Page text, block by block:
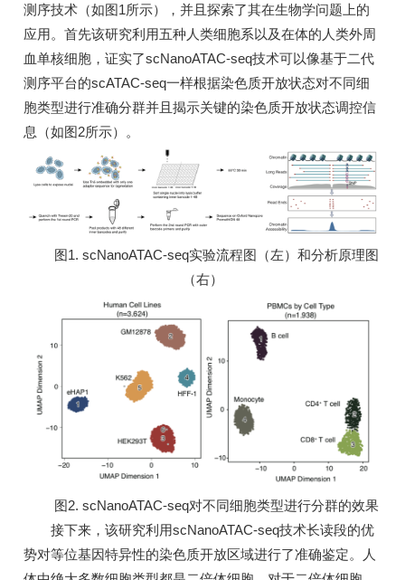
测序技术（如图1所示），并且探索了其在生物学问题上的
应用。首先该研究利用五种人类细胞系以及在体的人类外周
血单核细胞，证实了scNanoATAC-seq技术可以像基于二代
测序平台的scATAC-seq一样根据染色质开放状态对不同细
胞类型进行准确分群并且揭示关键的染色质开放状态调控信
息（如图2所示）。
图1. scNanoATAC-seq实验流程图（左）和分析原理图
（右）
图2. scNanoATAC-seq对不同细胞类型进行分群的效果
接下来，该研究利用scNanoATAC-seq技术长读段的优
势对等位基因特异性的染色质开放区域进行了准确鉴定。人